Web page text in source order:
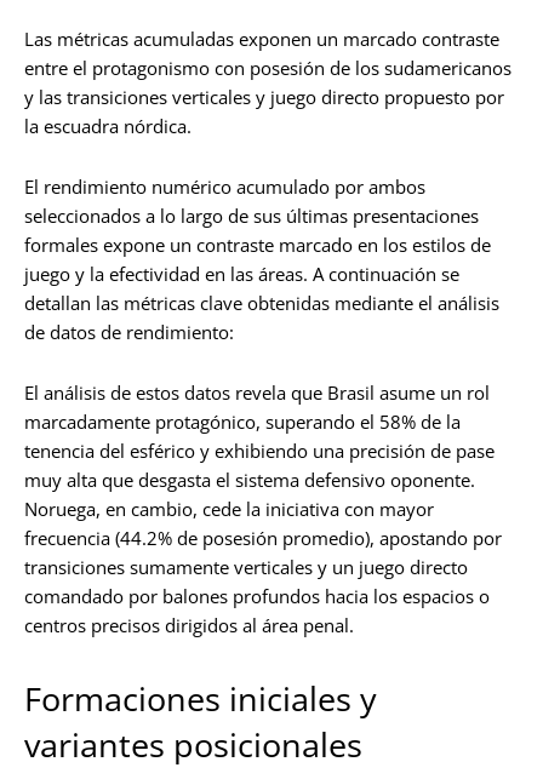
Las métricas acumuladas exponen un marcado contraste
entre el protagonismo con posesión de los sudamericanos
y las transiciones verticales y juego directo propuesto por
la escuadra nórdica.
El rendimiento numérico acumulado por ambos
seleccionados a lo largo de sus últimas presentaciones
formales expone un contraste marcado en los estilos de
juego y la efectividad en las áreas. A continuación se
detallan las métricas clave obtenidas mediante el análisis
de datos de rendimiento:
El análisis de estos datos revela que Brasil asume un rol
marcadamente protagónico, superando el 58% de la
tenencia del esférico y exhibiendo una precisión de pase
muy alta que desgasta el sistema defensivo oponente.
Noruega, en cambio, cede la iniciativa con mayor
frecuencia (44.2% de posesión promedio), apostando por
transiciones sumamente verticales y un juego directo
comandado por balones profundos hacia los espacios o
centros precisos dirigidos al área penal.
Formaciones iniciales y
variantes posicionales